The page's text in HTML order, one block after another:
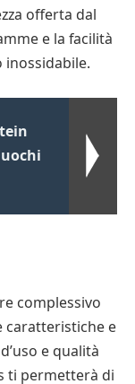
offerta dal
e la facilità
inossidabile.
complessivo
caratteristiche e
e qualità
ti permetterà di